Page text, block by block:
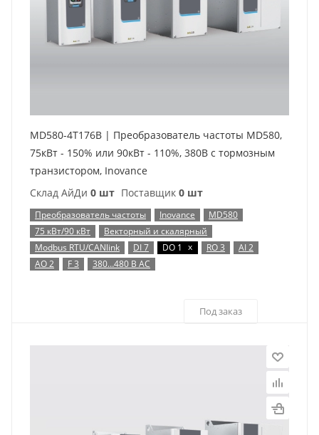
MD580-4T176B | Преобразователь частоты MD580,
75кВт - 150% или 90кВт - 110%, 380В с тормозным
транзистором, Inovance
Склад АйДи 0 шт Поставщик 0 шт
Преобразователь частоты Inovance
MD580
75 кВт/90 кВт
Векторный и скалярный
Modbus RTU/CANlink
DI 7 DO 1 x RO 3
AI 2
AO 2
F 3 380…480 В AC
Под заказ